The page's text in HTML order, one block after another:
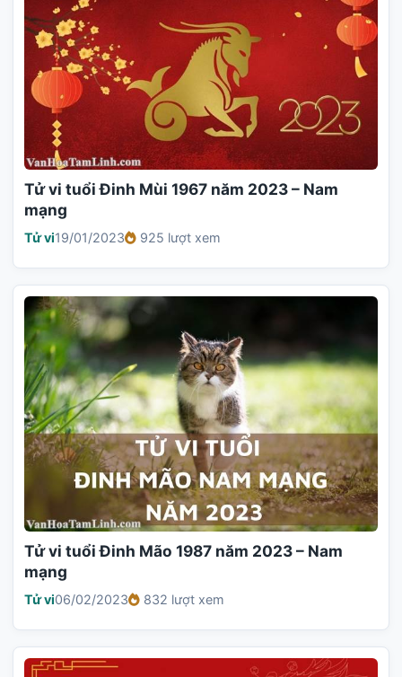
Tử vi tuổi Đinh Mùi 1967 năm 2023 – Nam
mạng
Tử vi19/01/2023 925 lượt xem
Tử vi tuổi Đinh Mão 1987 năm 2023 – Nam
mạng
Tử vi06/02/2023 832 lượt xem